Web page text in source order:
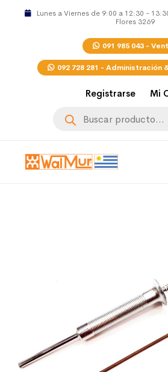
Lunes a Viernes de 9:00 a 12:30 -
Flores 3269
091 985 043 -
092 728 281 - Administración
Registrarse Mi